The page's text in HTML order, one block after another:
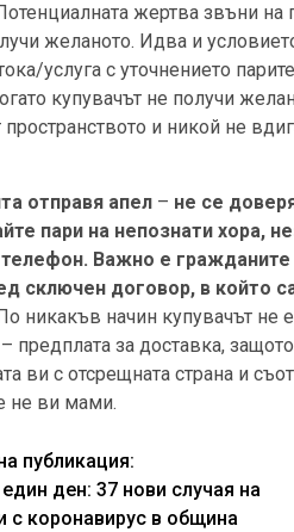
жертва звъни
желаното. Идва и
услуга с уточнението
купувачът не получи
пространството и никой не
отправя апел– не се
пари на непознати хора,
телефон. Важно е
сключен договор, в който
По никакъв начин купувачът не
предплата за доставка,
ви с отсрещната страна и
не ви мами.
публикация:
ден: 37 нови случая на
с коронавирус в община